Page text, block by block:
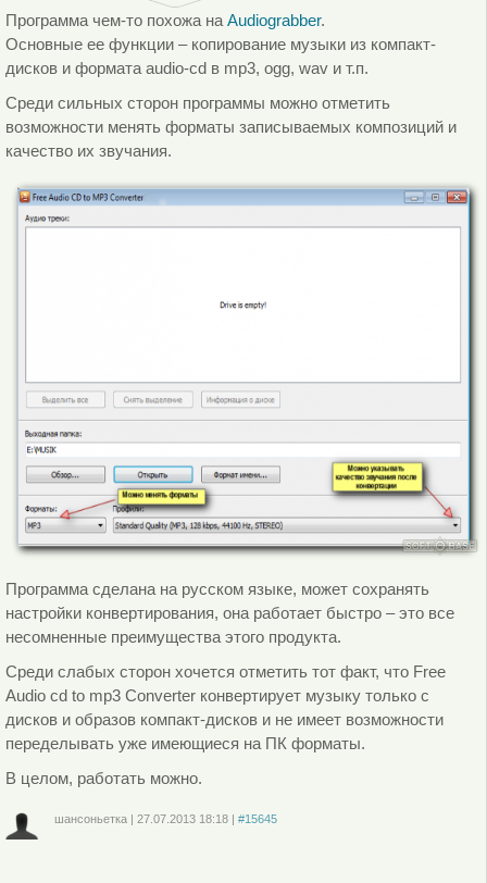
Программа чем-то похожа на Audiograbber.
Основные ее функции – копирование музыки из компакт-
дисков и формата audio-cd в mp3, ogg, wav и т.п.
Среди сильных сторон программы можно отметить
возможности менять форматы записываемых композиций и
качество их звучания.
Программа сделана на русском языке, может сохранять
настройки конвертирования, она работает быстро – это все
несомненные преимущества этого продукта.
Среди слабых сторон хочется отметить тот факт, что Free
Audio cd to mp3 Converter конвертирует музыку только с
дисков и образов компакт-дисков и не имеет возможности
переделывать уже имеющиеся на ПК форматы.
В целом, работать можно.
шансоньетка| 27.07.2013 18:18| #15645